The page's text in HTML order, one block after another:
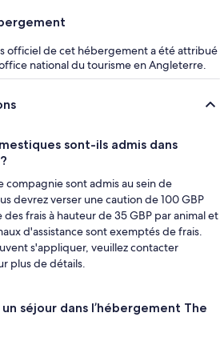
officiel de cet hébergement a été attribué
national du tourisme en Angleterre.
sont-ils admis dans
compagnie sont admis au sein de
devrez verser une caution de 100 GBP
des frais à hauteur de 35 GBP par animal et
d'assistance sont exemptés de frais.
s'appliquer, veuillez contacter
plus de détails.
séjour dans l’hébergement The